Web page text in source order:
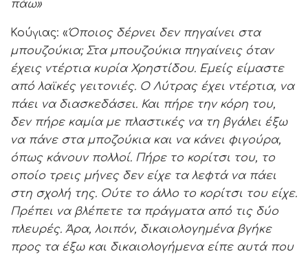
πάω»
Κούγιας: «Όποιος δέρνει δεν πηγαίνει στα
μπουζούκια; Στα μπουζούκια πηγαίνεις όταν
έχεις ντέρτια κυρία Χρηστίδου. Εμείς είμαστε
από λαϊκές γειτονιές. Ο Λύτρας έχει ντέρτια, να
πάει να διασκεδάσει. Και πήρε την κόρη του,
δεν πήρε καμία με πλαστικές να τη βγάλει έξω
να πάνε στα μποζούκια και να κάνει φιγούρα,
όπως κάνουν πολλοί. Πήρε το κορίτσι του, το
οποίο τρεις μήνες δεν είχε τα λεφτά να πάει
στη σχολή της. Ούτε το άλλο το κορίτσι του είχε.
Πρέπει να βλέπετε τα πράγματα από τις δύο
πλευρές. Άρα, λοιπόν, δικαιολογημένα βγήκε
προς τα έξω και δικαιολογήμενα είπε αυτά που